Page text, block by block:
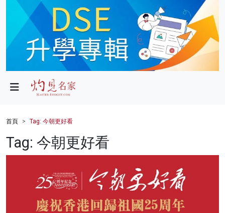
政局
財經
健康
首頁 Tag: 今朝更好看
Tag: 今朝更好看